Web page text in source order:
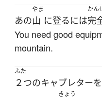
あの
やま
山 に登るには
かん
完
You need good
mountain.
ふた
２つのキャブレターを
きょう